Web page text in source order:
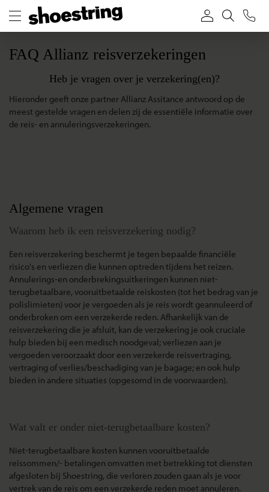
FAQ Allianz reisverzekeringen
Heb je vragen over je verzekering(en)?
Hieronder geeft onze partner Allianz Assitance antwoord op de
meest gestelde vragen en delen zij de essentiële informatie over
de reis- en annuleringsverzekeringen.
Algemene vragen
Waarom heb ik een reisverzekering nodig?
Een reisverzekering beschermt je tegen bepaalde financiële
risico's en verliezen die kunnen optreden tijdens het reizen.
Annulerings-en onderbrekingsuitkeringen kunnen niet-
terugbetaalbare, vooruitbetaalde reiskosten (tot het bedrag van je
polislimieten) voor je vergoeden als je reis wordt geannuleerd of
onderbroken om een verzekerde reden. Afhankelijk van de
reisverzekering die je afsluit, kan de verzekering je ook cruciale
hulp bieden bij een medisch noodgeval; verliezen aan je
vergoeden veroorzaakt door een verzekerde reisvertraging,
vertraging of verlies/beschadiging van je bagage; en ook hulp
bieden in andere situaties (opgesomd in de voorwaarden).
Wat valt er onder niet-terugbetaalbare kosten?
Niet-terugbetaalbare kosten kunnen vooruitbetaalde
reissommen/- betalingen omvatten met betrekking tot diensten
afgesloten bij Shoestring, die verloren zouden gaan als je voor
vertrek van de reis om een verzekerde reden moet annuleren.